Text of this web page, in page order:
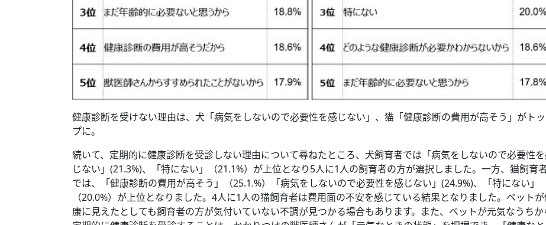
健康診断を受けない理由は、犬「病気をしないので必要性を感じない」、猫「健康診断の費用が高そう」がトッ
プに。
続いて、定期的に健康診断を受診しない理由について尋ねたところ、犬飼育者では「病気をしないので必要性
じない」(21.3%)、「特にない」（21.1%）が上位となり5人に1人の飼育者の方が選択しました。一方、猫飼育
では、「健康診断の費用が高そう」（25.1.%）「病気をしないので必要性を感じない」(24.9%)、「特にない」
（20.0%）が上位となりました。4人に1人の猫飼育者は費用面の不安を感じている結果となりました。ペット
康に見えたとしても飼育者の方が気付いていない不調が見つかる場合もあります。また、ペットが元気なうちか